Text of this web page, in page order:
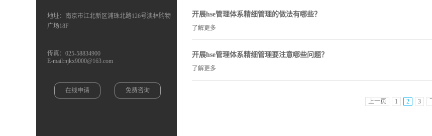
地址：南京市江北新区浦珠北路126号澳林购物
广场18F
传真：025-58834900
E-mail:njkx9000@163.com
在线申请 免费咨询
开展hse管理体系精细管理的做法有哪些？
了解更多
开展hse管理体系精细管理要注意哪些问题？
了解更多
上一页 1 2 3